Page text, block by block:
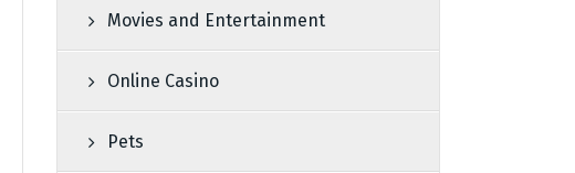
Movies and Entertainment
Online Casino
Pets